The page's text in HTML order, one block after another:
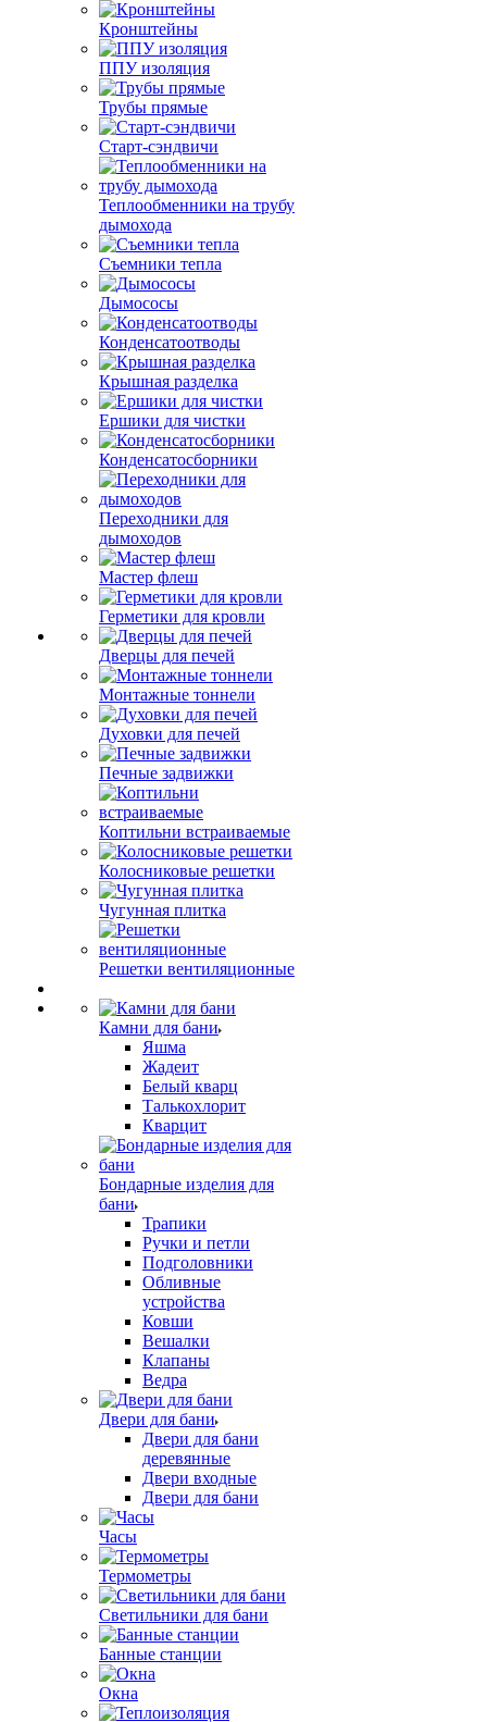
Кронштейны
ППУ изоляция
Трубы прямые
Старт-сэндвичи
Теплообменники на трубу
дымохода
Съемники тепла
Дымососы
Конденсатоотводы
Крышная разделка
Ершики для чистки
Конденсатосборники
Переходники для
дымоходов
Мастер флеш
Герметики для кровли
Дверцы для печей
Монтажные тоннели
Духовки для печей
Печные задвижки
Коптильни встраиваемые
Колосниковые решетки
Чугунная плитка
Решетки вентиляционные
Камни для бани
Яшма
Жадеит
Белый кварц
Талькохлорит
Кварцит
Бондарные изделия для
бани
Трапики
Ручки и петли
Подголовники
Обливные
устройства
Ковши
Вешалки
Клапаны
Ведра
Двери для бани
Двери для бани
деревянные
Двери входные
Двери для бани
Часы
Термометры
Светильники для бани
Банные станции
Окна